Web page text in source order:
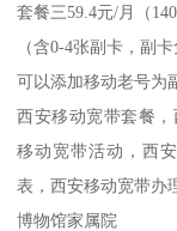
套餐三59.4元/月（
（含0-4张副卡，副
可以添加移动老号为
西安移动宽带套餐
移动宽带活动，西
表，西安移动宽带办
博物馆家属院